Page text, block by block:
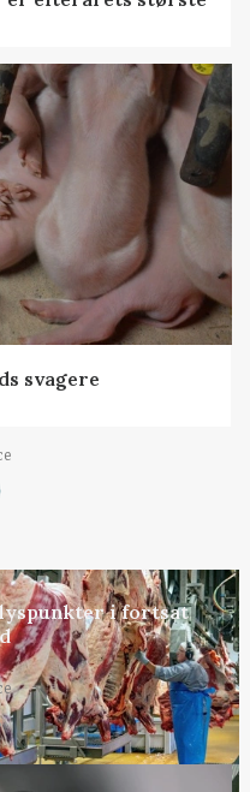
svagere
i fortsat